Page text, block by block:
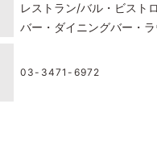
レストラン バル・ビストロ
バー・ダイニングバー・
03-3471-6972